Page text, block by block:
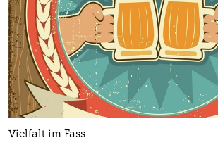
Vielfalt im Fass